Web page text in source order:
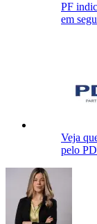
PF
em
Veja
pelo